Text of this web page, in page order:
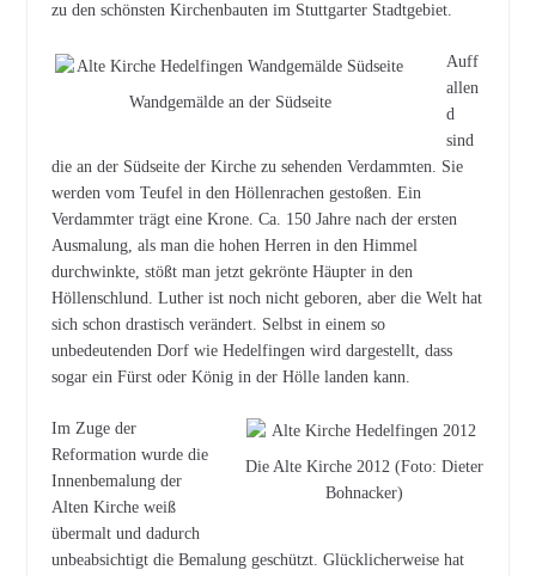
zu den schönsten Kirchenbauten im Stuttgarter Stadtgebiet.
Wandgemälde an der Südseite
Auff
allen
d
sind
die an der Südseite der Kirche zu sehenden Verdammten. Sie
werden vom Teufel in den Höllenrachen gestoßen. Ein
Verdammter trägt eine Krone. Ca. 150 Jahre nach der ersten
Ausmalung, als man die hohen Herren in den Himmel
durchwinkte, stößt man jetzt gekrönte Häupter in den
Höllenschlund. Luther ist noch nicht geboren, aber die Welt hat
sich schon drastisch verändert. Selbst in einem so
unbedeutenden Dorf wie Hedelfingen wird dargestellt, dass
sogar ein Fürst oder König in der Hölle landen kann.
Die Alte Kirche 2012 (Foto: Dieter
Bohnacker)
Im Zuge der
Reformation wurde die
Innenbemalung der
Alten Kirche weiß
übermalt und dadurch
unbeabsichtigt die Bemalung geschützt. Glücklicherweise hat